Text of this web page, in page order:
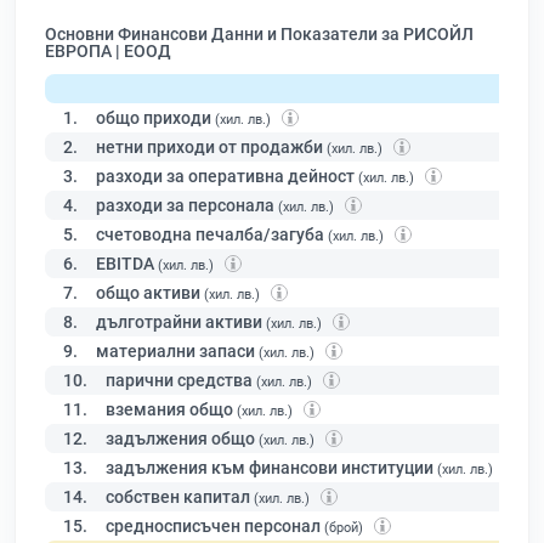
Основни Финансови Данни и Показатели за РИСОЙЛ
ЕВРОПА | ЕООД
1. общо приходи (хил. лв.)
2. нетни приходи от продажби (хил. лв.)
3. разходи за оперативна дейност (хил. лв.)
4. разходи за персонала (хил. лв.)
5. счетоводна печалба/загуба (хил. лв.)
6. EBITDA (хил. лв.)
7. общо активи (хил. лв.)
8. дълготрайни активи (хил. лв.)
9. материални запаси (хил. лв.)
10. парични средства (хил. лв.)
11. вземания общо (хил. лв.)
12. задължения общо (хил. лв.)
13. задължения към финансови институции (хил. лв.)
14. собствен капитал (хил. лв.)
15. средносписъчен персонал (брой)